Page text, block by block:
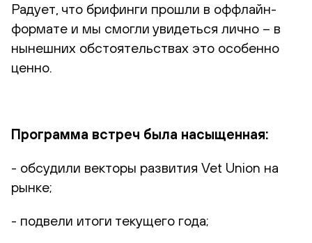
Радует, что брифинги прошли в оффлайн-
формате и мы смогли увидеться лично – в
нынешних обстоятельствах это особенно
ценно.
Программа встреч была насыщенная:
- обсудили векторы развития Vet Union на
рынке;
- подвели итоги текущего года;